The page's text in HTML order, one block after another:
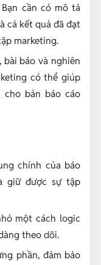
Bạn cần có mô tả
cả kết quả đã đạt
marketing.
bài báo và nghiên
có thể giúp
bản báo cáo
chính của báo
giữ được sự tập
một cách logic
theo dõi.
phần, đảm bảo